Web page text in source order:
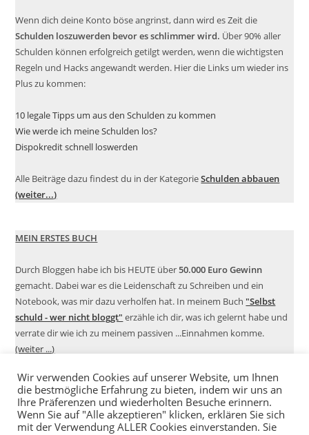
Wenn dich deine Konto böse angrinst, dann wird es Zeit die
Schulden loszuwerden bevor es schlimmer wird. Über 90% aller
Schulden können erfolgreich getilgt werden, wenn die wichtigsten
Regeln und Hacks angewandt werden. Hier die Links um wieder ins
Plus zu kommen:
10 legale Tipps um aus den Schulden zu kommen
Wie werde ich meine Schulden los?
Dispokredit schnell loswerden
Alle Beiträge dazu findest du in der KategorieSchulden abbauen
(weiter...)
MEIN ERSTES BUCH
Durch Bloggen habe ich bis HEUTE über50.000 Euro Gewinn
gemacht. Dabei war es die Leidenschaft zu Schreiben und ein
Notebook, was mir dazu verholfen hat. In meinem Buch "Selbst
schuld - wer nicht bloggt" erzähle ich dir, was ich gelernt habe und
verrate dir wie ich zu meinem passiven ...Einnahmen komme.
(weiter ...)
Wir verwenden Cookies auf unserer Website, um Ihnen
die bestmögliche Erfahrung zu bieten, indem wir uns an
Ihre Präferenzen und wiederholten Besuche erinnern.
Wenn Sie auf "Alle akzeptieren" klicken, erklären Sie sich
mit der Verwendung ALLER Cookies einverstanden. Sie